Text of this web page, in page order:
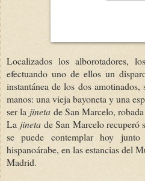
Localizados los alborotadores,
efectuando uno de ellos un
instantánea de los dos
manos: una vieja bayoneta y una
ser la jineta de San Marcelo,
La jineta de San Marcelo recuperó
se puede contemplar hoy
hispanoárabe, en las estancias del
Madrid.